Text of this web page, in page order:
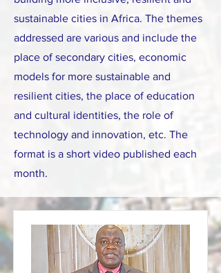
sustainable cities in Africa. The themes
addressed are various and include the
place of secondary cities, economic
models for more sustainable and
resilient cities, the place of education
and cultural identities, the role of
technology and innovation, etc. The
format is a short video published each
month.